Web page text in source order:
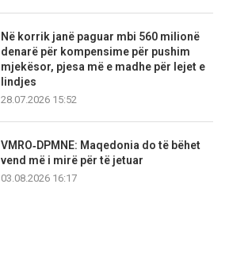
Në korrik janë paguar mbi 560 milionë
denarë për kompensime për pushim
mjekësor, pjesa më e madhe për lejet e
lindjes
28.07.2026 15:52
VMRO‑DPMNE: Maqedonia do të bëhet
vend më i mirë për të jetuar
03.08.2026 16:17